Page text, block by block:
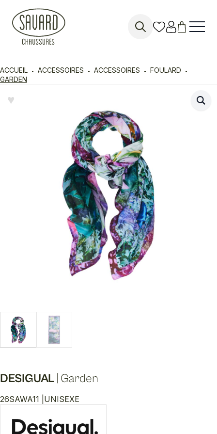
ACCUEIL ACCESSOIRES ACCESSOIRES
FOULARD
GARDEN
♥︎
DESIGUAL Garden
26SAWA11 | UNISEXE